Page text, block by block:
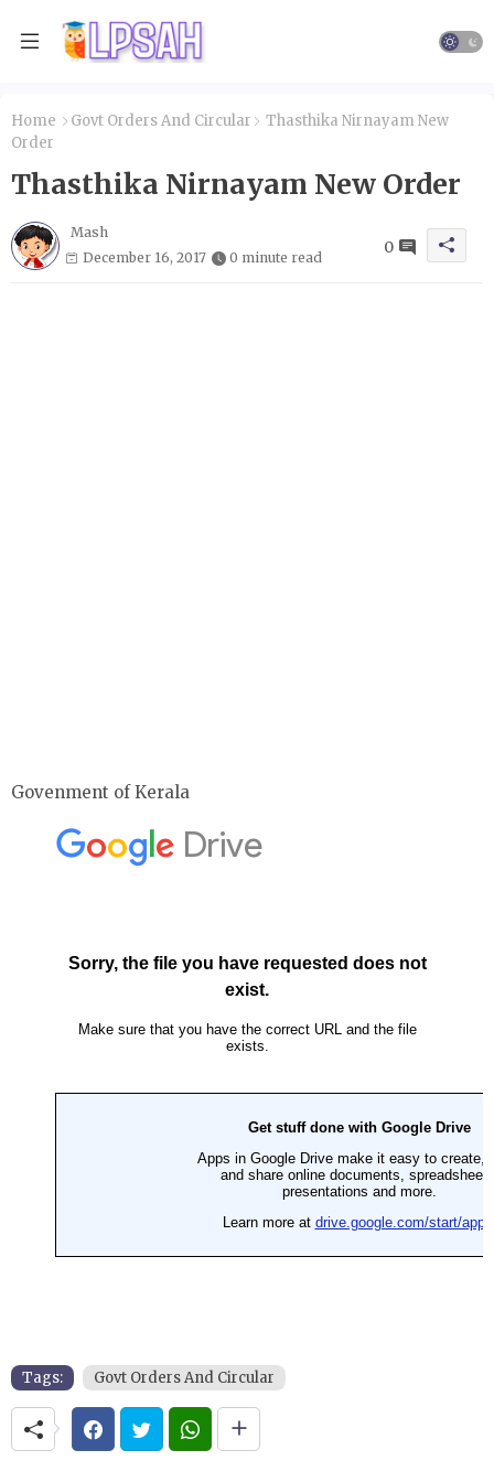
Home Govt Orders And Circular
Thasthika Nirnayam New
Order
Thasthika Nirnayam New Order
Mash
December 16, 2017
0 minute read
0
Govenment of Kerala
Tags: Govt Orders And Circular